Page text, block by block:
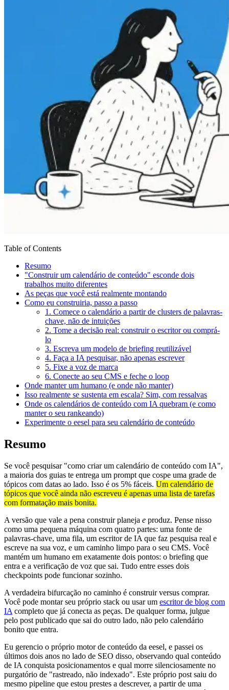
Table of Contents
Resumo
"Construir um calendário de conteúdo" esconde dois
trabalhos muito diferentes
As peças que você está realmente montando
Como eu construiria, passo a passo
1. Comece o calendário a partir de clusters de palavras-
chave, não de intuições
2. Tome a decisão real: construir o escritor ou comprá-
lo
3. Escreva um modelo de briefing reutilizável
4. Faça a IA pesquisar, não apenas escrever
5. Fixe a voz de marca
6. Conecte ao seu CMS e feche o loop
Onde manter um humano (e onde não manter)
Isso realmente se sustenta em escala? Sim, com ressalvas
Onde os calendários de conteúdo com IA quebram (e como
manter o seu rankeando)
Experimente o eesel para seu calendário de conteúdo
Resumo
Se você pesquisar "como criar um calendário de conteúdo com IA",
a maioria dos guias te entrega um prompt que cospe uma grade de
tópicos com datas ao lado. Isso é os 5% fáceis. Um calendário de
tópicos que você ainda não escreveu é apenas uma lista de tarefas
com formatação mais bonita.
A versão que vale a pena construir planeja e produz. Pense nisso
como uma pequena máquina com quatro partes: uma fonte de
palavras-chave, uma fila, um escritor de IA que faz pesquisa real e
escreve na sua voz, e um caminho limpo para o seu CMS. Você
mantém um humano em exatamente dois pontos: o briefing que
entra e a verificação de voz que sai. Tudo entre esses dois
checkpoints pode funcionar sozinho.
A verdadeira bifurcação no caminho é construir versus comprar.
Você pode montar seu próprio stack ou usar um escritor de blog com
IA completo que já conecta as peças. De qualquer forma, julgue
pelo post publicado que sai do outro lado, não pelo calendário
bonito que entra.
Eu gerencio o próprio motor de conteúdo da eesel, e passei os
últimos dois anos no lado de SEO disso, observando qual conteúdo
de IA conquista posicionamentos e qual morre silenciosamente no
purgatório de "rastreado, não indexado". Este próprio post saiu do
mesmo pipeline que estou prestes a descrever, a partir de uma